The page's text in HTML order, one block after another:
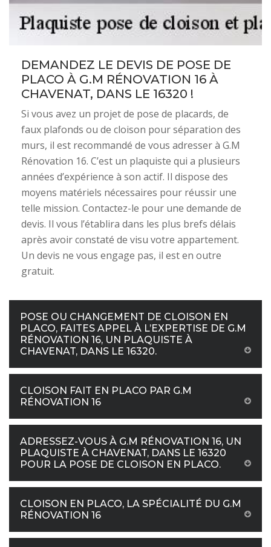
DEMANDEZ LE DEVIS DE POSE DE
PLACO À G.M RÉNOVATION 16 À
CHAVENAT, DANS LE 16320 !
Si vous avez un projet de pose de placards, de
faux plafonds ou de cloison pour séparation des
murs, il est recommandé de vous adresser à G.M
Rénovation 16. C’est un plaquiste qui a plusieurs
années d’expérience à son actif. Il dispose des
moyens matériels nécessaires pour réussir une
telle mission. Contactez-le pour une demande de
devis. Il vous l’établira dans les plus brefs délais
après avoir constaté de visu votre appartement.
Un devis ne vous engage pas, il est en outre
gratuit.
POSE OU CHANGEMENT DE CLOISON EN
PLACO, FAITES APPEL À L’EXPERTISE DE G.M
RÉNOVATION 16, UN PLAQUISTE À
CHAVENAT, DANS LE 16320.
CLOISON FAIT EN PLACO PAR G.M
RÉNOVATION 16
ADRESSEZ-VOUS À G.M RÉNOVATION 16, UN
PLAQUISTE À CHAVENAT, DANS LE 16320
POUR LA POSE DE CLOISON EN PLACO.
CLOISON EN PLACO, LA SPÉCIALITÉ DU G.M
RÉNOVATION 16